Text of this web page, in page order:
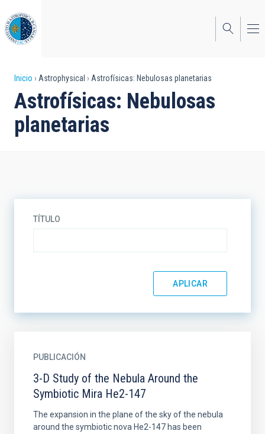
al
contenido
principal
Sobrescribir
enlaces
de
Inicio Astrophysical Astrofísicas: Nebulosas planetarias
Astrofísicas: Nebulosas
planetarias
TÍTULO
PUBLICACIÓN
3-D Study of the Nebula Around the
Symbiotic Mira He2-147
The expansion in the plane of the sky of the nebula
around the symbiotic nova He2-147 has been